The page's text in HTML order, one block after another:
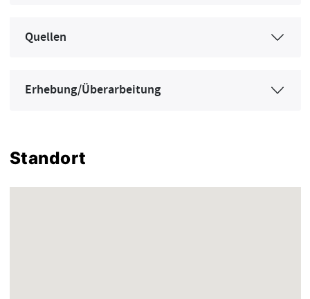
Quellen
Erhebung/Überarbeitung
Standort